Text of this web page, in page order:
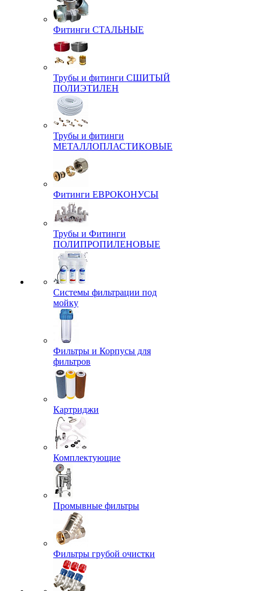
Фитинги СТАЛЬНЫЕ
Трубы и фитинги СШИТЫЙ
ПОЛИЭТИЛЕН
Трубы и фитинги
МЕТАЛЛОПЛАСТИКОВЫЕ
Фитинги ЕВРОКОНУСЫ
Трубы и Фитинги
ПОЛИПРОПИЛЕНОВЫЕ
Системы фильтрации под
мойку
Фильтры и Корпусы для
фильтров
Картриджи
Комплектующие
Промывные фильтры
Фильтры грубой очистки